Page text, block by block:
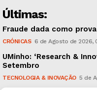
Últimas:
Fraude dada como
CRÓNICAS 6 de Agosto de 2026,
UMinho: ‘Research &
Setembro
TECNOLOGIA & INOVAÇÃO 5 de